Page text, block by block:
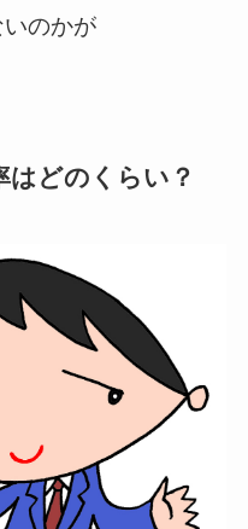
のかが
はどのくらい？